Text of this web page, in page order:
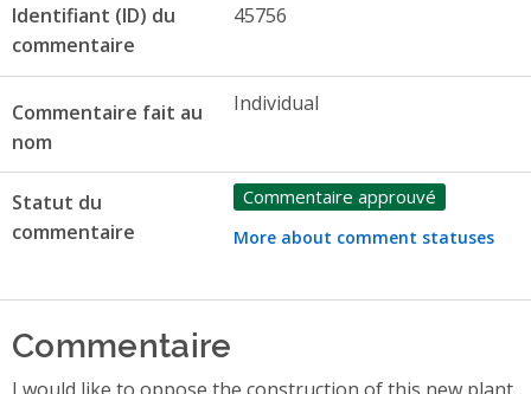
Identifiant (ID) du
commentaire
45756
Commentaire fait au
nom
Individual
Statut du
commentaire
Commentaire approuvé
More about comment statuses
Commentaire